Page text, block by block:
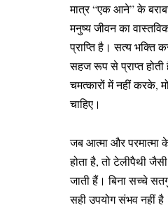
मात्र “एक आने” के
मनुष्य जीवन का
प्राप्ति है। सत्य भक्ति
सहज रूप से प्राप्त होती
चमत्कारों में नहीं करके,
चाहिए।
जब आत्मा और परमात्मा
होता है, तो टेलीपैथी
जाती हैं। बिना सच्चे
सही उपयोग संभव नहीं